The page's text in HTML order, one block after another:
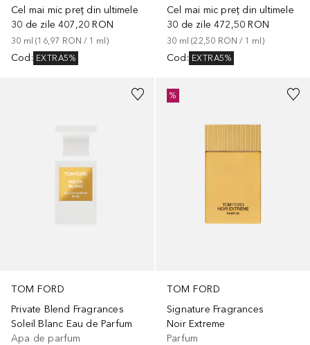
Cel mai mic preț din ultimele
30 de zile 407,20 RON
30 ml (16,97 RON / 1 ml )
Cod : EXTRA5%
Cel mai mic preț din ultimele
30 de zile 472,50 RON
30 ml (22,50 RON / 1 ml )
Cod : EXTRA5%
TOM FORD
Private Blend Fragrances
Soleil Blanc Eau de Parfum
Apa de parfum
TOM FORD
Signature Fragrances
Noir Extreme
Parfum
%